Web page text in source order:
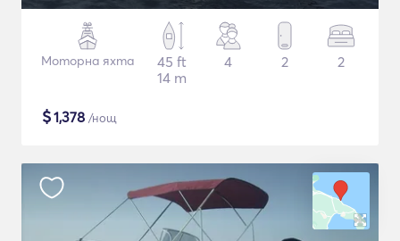
Моторна яхта
45 ft
14 m
4 2 2
$1,378 /нощ